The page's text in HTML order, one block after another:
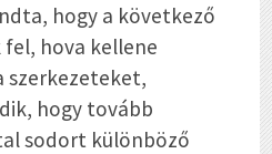
hogy a következő
hova kellene
szerkezeteket,
hogy tovább
sodort különböző